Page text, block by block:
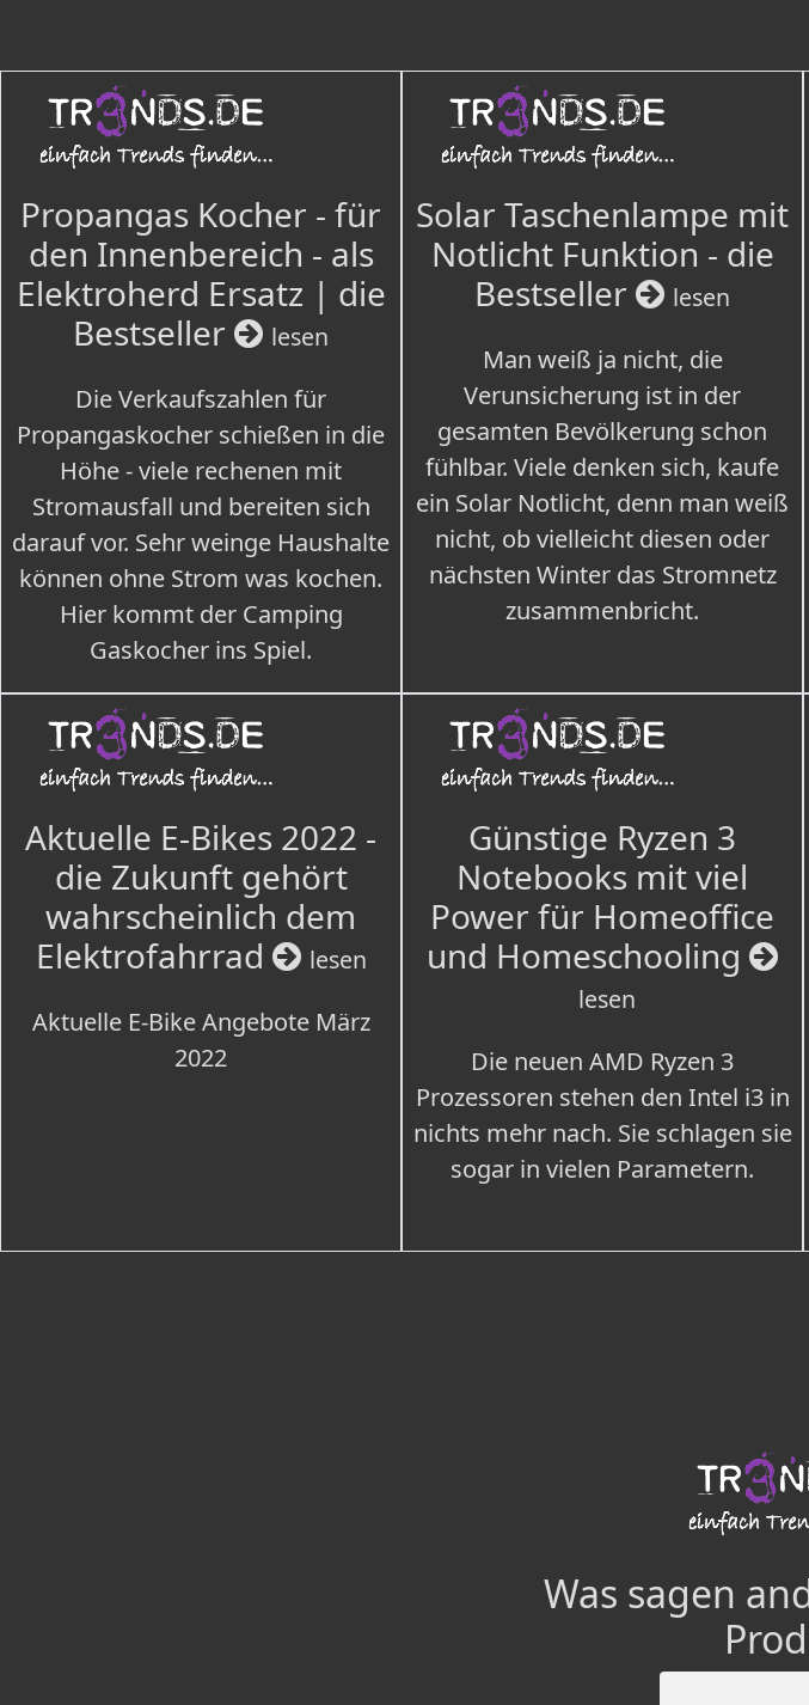
Propangas Kocher - für
den Innenbereich - als
Elektroherd Ersatz | die
Bestseller
lesen
Die Verkaufszahlen für
Propangaskocher schießen in die
Höhe - viele rechenen mit
Stromausfall und bereiten sich
darauf vor. Sehr weinge Haushalte
können ohne Strom was kochen.
Hier kommt der Camping
Gaskocher ins Spiel.
Solar Taschenlampe mit
Notlicht Funktion - die
Bestseller
lesen
Man weiß ja nicht, die
Verunsicherung ist in der
gesamten Bevölkerung schon
fühlbar. Viele denken sich, kaufe
ein Solar Notlicht, denn man weiß
nicht, ob vielleicht diesen oder
nächsten Winter das Stromnetz
zusammenbricht.
Aktuelle E-Bikes 2022 -
die Zukunft gehört
wahrscheinlich dem
Elektrofahrrad
lesen
Aktuelle E-Bike Angebote März
2022
Günstige Ryzen 3
Notebooks mit viel
Power für Homeoffice
und Homeschooling
lesen
Die neuen AMD Ryzen 3
Prozessoren stehen den Intel i3 in
nichts mehr nach. Sie schlagen sie
sogar in vielen Parametern.
Was sagen